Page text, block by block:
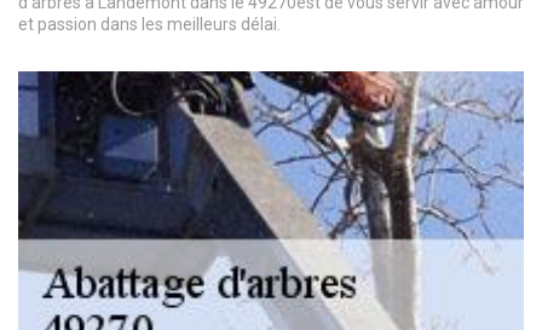
et passion dans les meilleurs délai.